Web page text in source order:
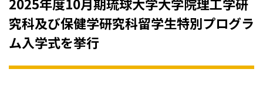
究科及び保健学研究科留学生特別プログラ
ム入学式を挙行